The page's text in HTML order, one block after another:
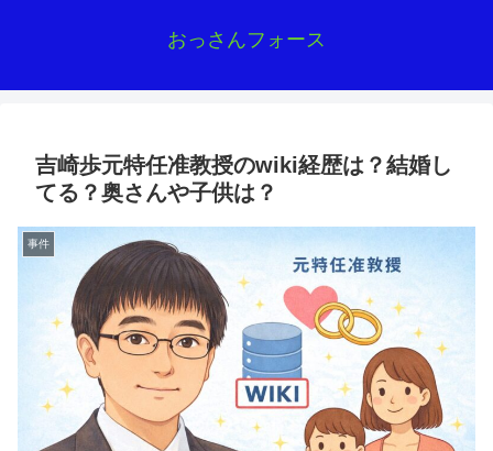
おっさんフォース
吉崎歩元特任准教授のwiki経歴は？結婚し
てる？奥さんや子供は？
事件